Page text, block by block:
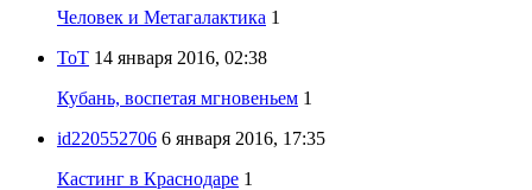
Человек и Метагалактика 1
ToT 14 января 2016, 02:38
Кубань, воспетая мгновеньем 1
id220552706 6 января 2016, 17:35
Кастинг в Краснодаре 1